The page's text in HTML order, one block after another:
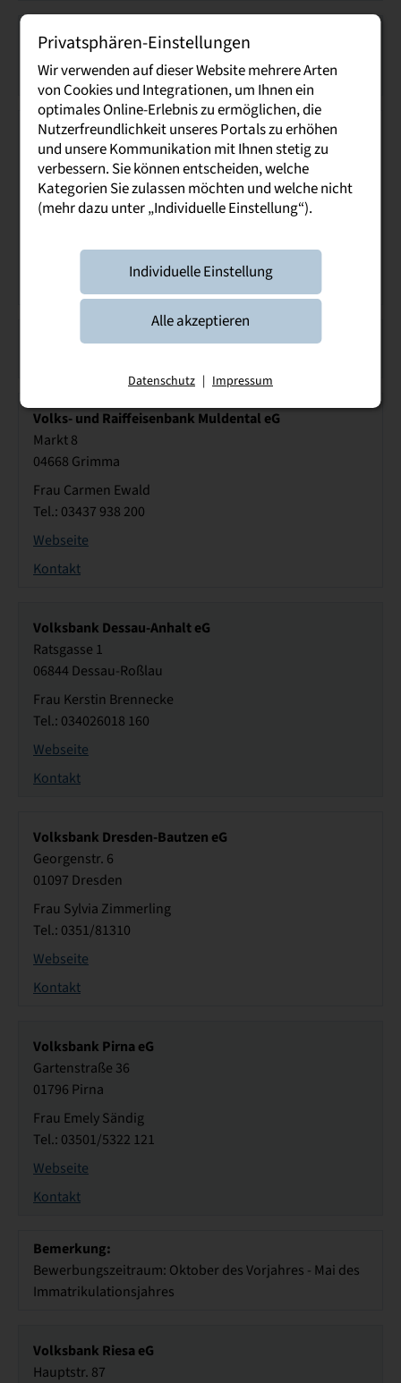
Bemerkung:
Einstellungen sind bereits erfolgt, es erfolgt keine
weitere Ausschreibung für 2026
Sparkasse Oberlausitz-Niederschlesien
Frauenstr. 21
02763 Zittau
Frau Natalia Śnieżyk
Webseite
Kontakt
Bemerkung:
Volks- und Raiffeisenbank Muldental eG
Markt 8
04668 Grimma
Frau Carmen Ewald
Tel.: 03437 938 200
Webseite
Kontakt
Volksbank Dessau-Anhalt eG
Ratsgasse 1
06844 Dessau-Roßlau
Frau Kerstin Brennecke
Tel.: 034026018 160
Webseite
Kontakt
Volksbank Dresden-Bautzen eG
Georgenstr. 6
01097 Dresden
Frau Sylvia Zimmerling
Tel.: 0351/81310
Webseite
Kontakt
Volksbank Pirna eG
Gartenstraße 36
01796 Pirna
Frau Emely Sändig
Tel.: 03501/5322 121
Webseite
Kontakt
Bemerkung:
Bewerbungszeitraum: Oktober des Vorjahres - Mai des
Immatrikulationsjahres
Volksbank Riesa eG
Hauptstr. 87
Privatsphären-Einstellungen
Wir verwenden auf dieser Website mehrere Arten
von Cookies und Integrationen, um Ihnen ein
optimales Online-Erlebnis zu ermöglichen, die
Nutzerfreundlichkeit unseres Portals zu erhöhen
und unsere Kommunikation mit Ihnen stetig zu
verbessern. Sie können entscheiden, welche
Kategorien Sie zulassen möchten und welche nicht
(mehr dazu unter „Individuelle Einstellung“).
Individuelle Einstellung
Alle akzeptieren
Datenschutz | Impressum